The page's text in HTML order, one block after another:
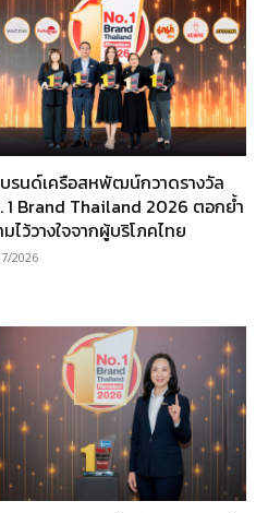
รนด์เครือสหพัฒน์กวาดรางวัล
1 Brand Thailand 2026 ตอกย้ำ
มไว้วางใจจากผู้บริโภคไทย
2026